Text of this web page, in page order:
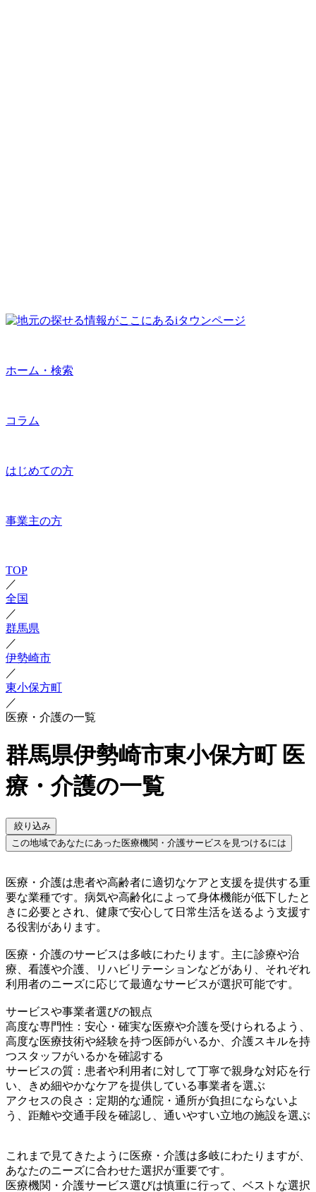
ホーム・検索
コラム
はじめての方
事業主の方
TOP
／
全国
／
群馬県
／
伊勢崎市
／
東小保方町
／
医療・介護の一覧
群馬県伊勢崎市東小保方町 医
療・介護の一覧
絞り込み
この地域であなたにあった医療機関・介護サービスを見つけるには
医療・介護は患者や高齢者に適切なケアと支援を提供する重
要な業種です。病気や高齢化によって身体機能が低下したと
きに必要とされ、健康で安心して日常生活を送るよう支援す
る役割があります。
医療・介護のサービスは多岐にわたります。主に診療や治
療、看護や介護、リハビリテーションなどがあり、それぞれ
利用者のニーズに応じて最適なサービスが選択可能です。
サービスや事業者選びの観点
高度な専門性：安心・確実な医療や介護を受けられるよう、
高度な医療技術や経験を持つ医師がいるか、介護スキルを持
つスタッフがいるかを確認する
サービスの質：患者や利用者に対して丁寧で親身な対応を行
い、きめ細やかなケアを提供している事業者を選ぶ
アクセスの良さ：定期的な通院・通所が負担にならないよ
う、距離や交通手段を確認し、通いやすい立地の施設を選ぶ
これまで見てきたように医療・介護は多岐にわたりますが、
あなたのニーズに合わせた選択が重要です。
医療機関・介護サービス選びは慎重に行って、ベストな選択